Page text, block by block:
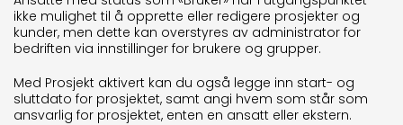
ikke mulighet til å opprette eller redigere prosjekter og
kunder, men dette kan overstyres av administrator for
bedriften via innstillinger for brukere og grupper.
Med Prosjekt aktivert kan du også legge inn start- og
sluttdato for prosjektet, samt angi hvem som står som
ansvarlig for prosjektet, enten en ansatt eller ekstern.